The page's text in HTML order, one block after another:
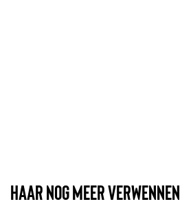
HAAR NOG MEER VERWENNEN